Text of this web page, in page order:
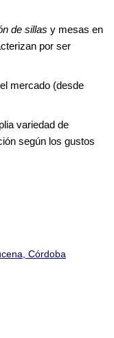
de sillas y mesas en
por ser
mercado (desde
variedad de
según los gustos
Córdoba